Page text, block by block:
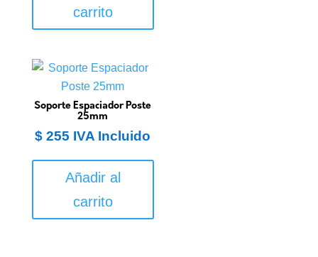
carrito
Soporte Espaciador Poste
25mm
$ 255 IVA Incluido
Añadir al
carrito